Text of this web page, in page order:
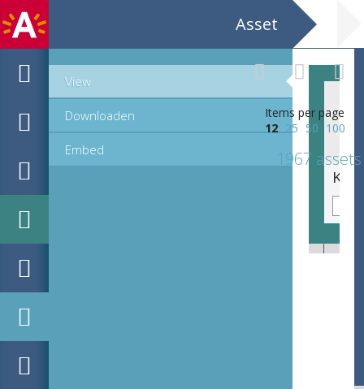
Asset
View
Downloaden
Embed
Items per page
12
25 50 100
1967 assets